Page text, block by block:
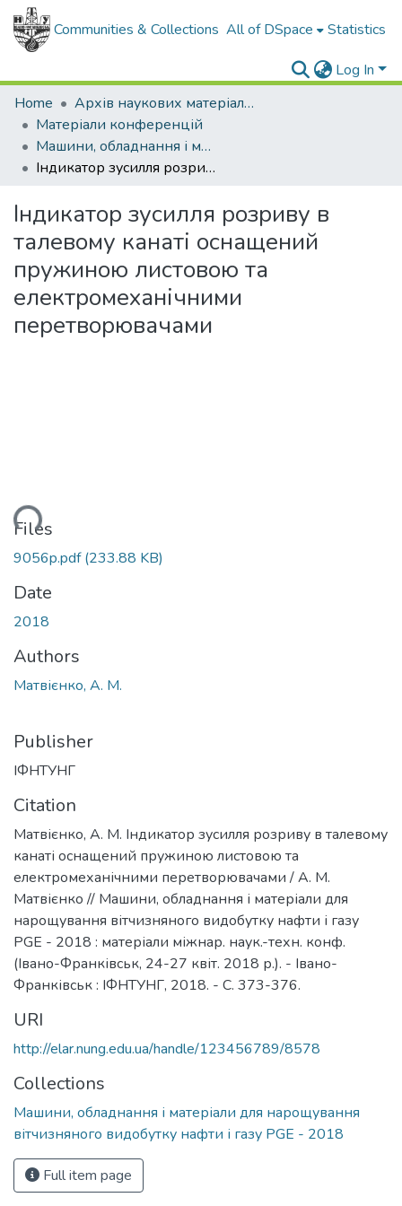
Communities & Collections All of DSpace Statistics
Log In
Home
Архів наукових матеріалів
Матеріали конференцій
Машини, обладнання і матеріали для нарощування вітчизняного видобутку нафти і газу PGE - 2018
Індикатор зусилля розриву в талевому канаті оснащений пружиною листовою та електромеханічними перетворювачами
Індикатор зусилля розриву в
талевому канаті оснащений
пружиною листовою та
електромеханічними
перетворювачами
Files
9056p.pdf(233.88 KB)
Date
2018
Authors
Матвієнко, А. М.
Publisher
ІФНТУНГ
Citation
Матвієнко, А. М. Індикатор зусилля розриву в талевому
канаті оснащений пружиною листовою та
електромеханічними перетворювачами / А. М.
Матвієнко // Машини, обладнання і матеріали для
нарощування вітчизняного видобутку нафти і газу
PGE - 2018 : матеріали міжнар. наук.-техн. конф.
(Івано-Франківськ, 24-27 квіт. 2018 р.). - Івано-
Франківськ : ІФНТУНГ, 2018. - С. 373-376.
URI
http://elar.nung.edu.ua/handle/123456789/8578
Collections
Машини, обладнання і матеріали для нарощування
вітчизняного видобутку нафти і газу PGE - 2018
Full item page